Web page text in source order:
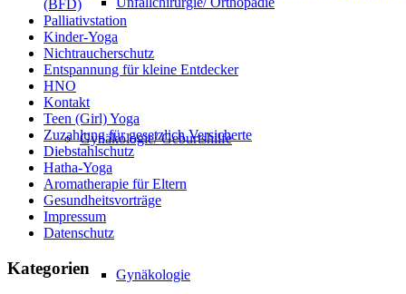
Gynäkologie/ Geburtshilfe
Gynäkologie
(BFD)
Palliativstation
Kinder-Yoga
Nichtraucherschutz
Entspannung für kleine Entdecker
HNO
Kontakt
Teen (Girl) Yoga
Zuzahlung für gesetzlich Versicherte
Diebstahlschutz
Hatha-Yoga
Aromatherapie für Eltern
Gesundheitsvorträge
Impressum
Datenschutz
Kategorien